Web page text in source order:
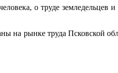
о труде земледельцев
на рынке труда Псковской